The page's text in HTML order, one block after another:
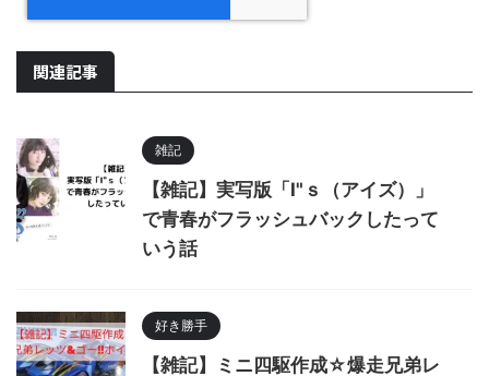
関連記事
雑記
【雑記】実写版「I"ｓ（アイズ）」
で青春がフラッシュバックしたって
いう話
好き勝手
【雑記】ミニ四駆作成☆爆走兄弟レ